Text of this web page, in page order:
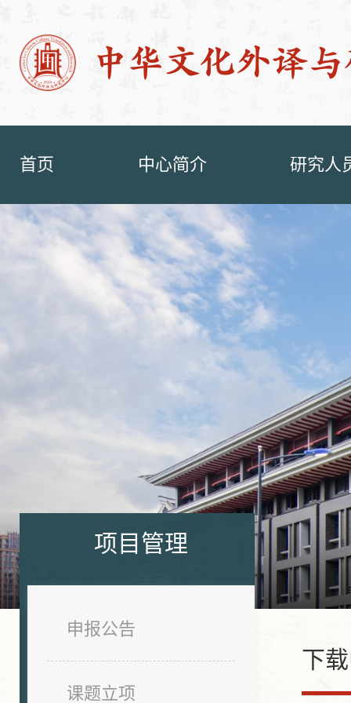
首页 中心简介 研究人
项目管理
申报公告
课题立项
下